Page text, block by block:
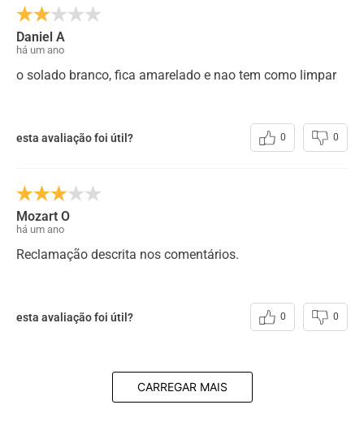
Daniel A
há um ano
o solado branco, fica amarelado e nao tem como limpar
esta avaliação foi útil? 0 0
Mozart O
há um ano
Reclamação descrita nos comentários.
esta avaliação foi útil? 0 0
CARREGAR MAIS